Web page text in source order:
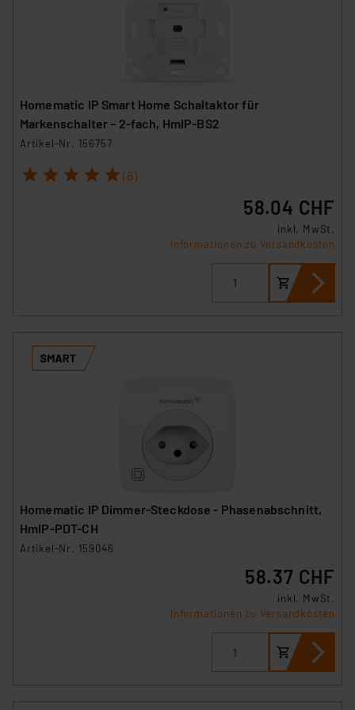
gespeichert werden und dieses Banner erneut
die Verarbeitung Ihrer Daten in den USA gemäß Art. 49
und zu der jeweiligen Datenübermittlung erhalten Sie in
der Datenschutzerklärung. Für die USA besteht kein
Angemessenheitsbeschluss der EU. Dies bedeutet,
Datenschutz nach EU-Standards eingestuft wird. So
Überwachungsprogrammen verarbeiten, ohne dass
hiergegen Klagemöglichkeiten für Europäer bestehen.
sich auf die Standarddatenschutzklauseln der
Beurteilung der mit der Datenübermittlung,
insbesondere der Art der übermittelten Daten,
verbundenen Risiken.“
Impressum|Datenschutzerklärung
Homematic IP Smart Home Schaltaktor für
Markenschalter – 2-fach, HmIP-BS2
Artikel-Nr. 156757
1 2 3 4 5 (6)
58.04 CHF
inkl. MwSt.
Informationen zu Versandkosten
Homematic IP Dimmer-Steckdose - Phasenabschnitt,
HmIP-PDT-CH
Artikel-Nr. 159046
58.37 CHF
inkl. MwSt.
Informationen zu Versandkosten